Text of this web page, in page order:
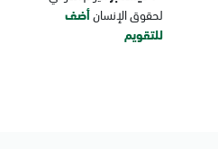
لحقوق الإنسانأضف
للتقويم